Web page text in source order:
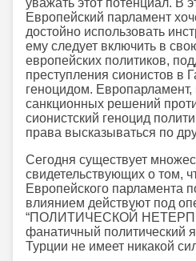
уважать этот потенциал. В
Европейский парламент
достойно использовать
ему следует включить в
европейских политиков,
преступления сионистов в
геноцидом.
санкционных решений
сионистский геноцид
права высказываться по
Сегодня существует
свидетельствующих о том,
Европейского парламента
влиянием действуют под
“ПОЛИТИЧЕСКОЙ
фанатичный политический
Турции не имеет никакой